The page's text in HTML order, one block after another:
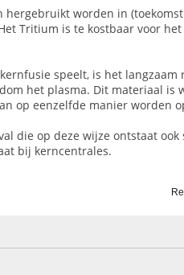
hergebruikt worden in
Tritium is te kostbaar voor
speelt, is het
het plasma. Dit materiaal is
op eenzelfde manier worden
die op deze wijze ontstaat
bij kerncentrales.